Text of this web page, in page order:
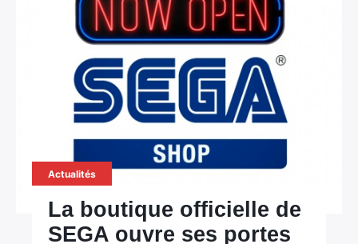
Actualités
La boutique officielle de
SEGA ouvre ses portes